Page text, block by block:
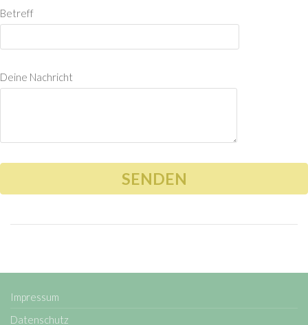
Betreff
Deine Nachricht
Impressum
Datenschutz